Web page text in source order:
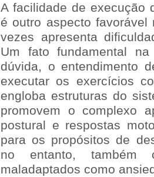
A facilidade de execução
é outro aspecto
vezes apresenta
Um fato fundamental
dúvida, o entendimento
executar os exercícios
engloba estruturas do
promovem o complexo
postural e respostas
para os propósitos de
no entanto, também
maladaptados como